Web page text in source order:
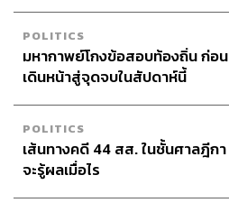
POLITICS
มหากาพย์โกงข้อสอบท้องถิ่น ก่อน
เดินหน้าสู่จุดจบในสัปดาห์นี้
POLITICS
เส้นทางคดี 44 สส. ในชั้นศาลฎีกา
จะรู้ผลเมื่อไร